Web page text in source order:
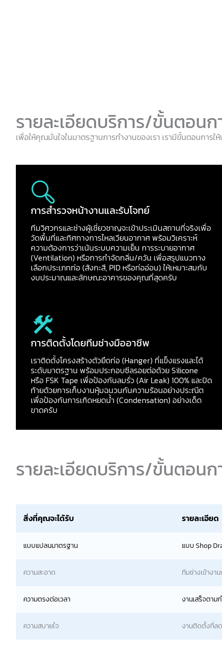
รายละเอียดบริการ/ขั้นตอนก
เพื่อให้คุณมั่นใจในมาตรฐานการทำงานของเรา เรามีขั้นตอนการ
การสำรวจหน้างานและรับโจทย์
ทีมวิศวกรและช่างผู้เชี่ยวชาญจะเข้าประเมินสถานที่จริงเพื่อ
วัดพื้นที่และทิศทางการไหลเวียนอากาศ พร้อมวิเคราะห์
ความต้องการว่าเน้นระบบความเย็น การระบายอากาศ
(Ventilation) หรือการกำจัดกลิ่น/ควัน เพื่อสรุปแนวทาง
เลือกประเภทท่อ (สังกะสี, PID หรือท่ออ่อน) ให้เหมาะสมกับ
งบประมาณและลักษณะอาคารของคุณที่สุดครับ
การติดตั้งโดยทีมช่างมืออาชีพ
เราติดตั้งโครงสร้างตัวยึดท่อ (Hanger) ที่แข็งแรงและได้
ระดับมาตรฐาน พร้อมประกอบซีลรอยต่อด้วย Silicone
หรือ FSK Tape เพื่อป้องกันลมรั่ว (Air Leak) 100% และปิด
ท้ายด้วยการเก็บงานหุ้มฉนวนกันความร้อนอย่างประณีต
เพื่อป้องกันการเกิดหยดน้ำ (Condensation) อย่างเด็ด
ขาดครับ
รายละเอียดบริการ/ขั้นตอนก
สิ่งที่คุณจะได้รับ รายละเอียด
แบบแปลนมาตรฐาน แบบ Shop
ความสะอาด ทีมช่างเข้าง
ความตรงต่อเวลา งานเสร็จตาม
ความสบายใจ งานติดตั้งที่ล